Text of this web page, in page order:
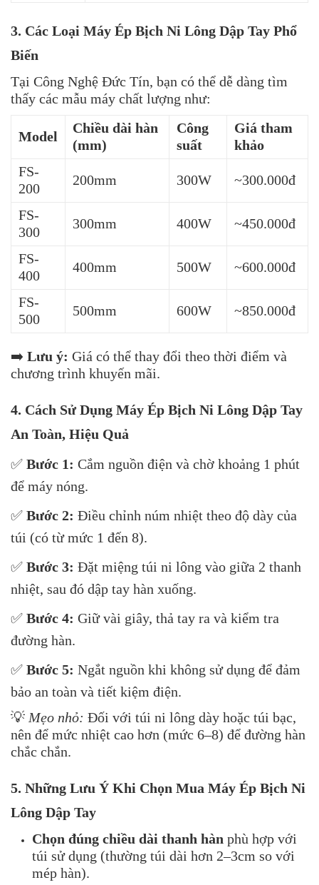
3. Các Loại Máy Ép Bịch Ni Lông Dập Tay Phổ
Biến
Tại Công Nghệ Đức Tín, bạn có thể dễ dàng tìm
thấy các mẫu máy chất lượng như:
Model
Chiều dài hàn
(mm)
Công
suất
Giá tham
khảo
FS-
200
200mm 300W ~300.000đ
FS-
300
300mm 400W ~450.000đ
FS-
400
400mm 500W ~600.000đ
FS-
500
500mm 600W ~850.000đ
➡️ Lưu ý: Giá có thể thay đổi theo thời điểm và
chương trình khuyến mãi.
4. Cách Sử Dụng Máy Ép Bịch Ni Lông Dập Tay
An Toàn, Hiệu Quả
✅ Bước 1: Cắm nguồn điện và chờ khoảng 1 phút
để máy nóng.
✅ Bước 2: Điều chỉnh núm nhiệt theo độ dày của
túi (có từ mức 1 đến 8).
✅ Bước 3: Đặt miệng túi ni lông vào giữa 2 thanh
nhiệt, sau đó dập tay hàn xuống.
✅ Bước 4: Giữ vài giây, thả tay ra và kiểm tra
đường hàn.
✅ Bước 5: Ngắt nguồn khi không sử dụng để đảm
bảo an toàn và tiết kiệm điện.
💡 Mẹo nhỏ: Đối với túi ni lông dày hoặc túi bạc,
nên để mức nhiệt cao hơn (mức 6–8) để đường hàn
chắc chắn.
5. Những Lưu Ý Khi Chọn Mua Máy Ép Bịch Ni
Lông Dập Tay
Chọn đúng chiều dài thanh hàn phù hợp với
túi sử dụng (thường túi dài hơn 2–3cm so với
mép hàn).